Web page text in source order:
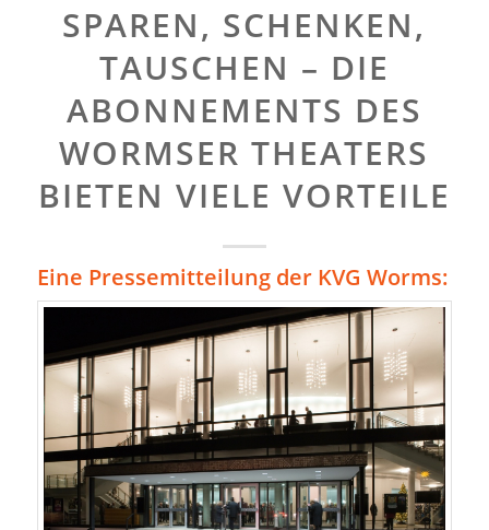
SPAREN, SCHENKEN,
TAUSCHEN – DIE
ABONNEMENTS DES
WORMSER THEATERS
BIETEN VIELE VORTEILE
Eine Pressemitteilung der KVG Worms: